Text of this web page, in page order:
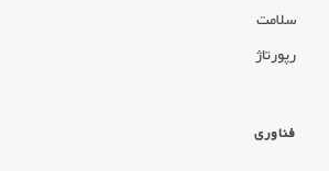
سلامت
رپورتاژ
فناوری